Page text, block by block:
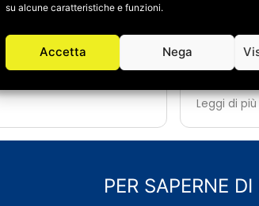
su alcune caratteristiche e funzioni.
Accetta Nega
a Salvatore Abate e
per la ristrutturazione
e possiamo dire che
davvero
dal primo contatto,
si è dimostrato
disponibile: sempre
a domande e
a spiegare ogni fase
A
dovuto
primo
affidato
completo
diversi
Leggi di più
PER SAPERNE DI